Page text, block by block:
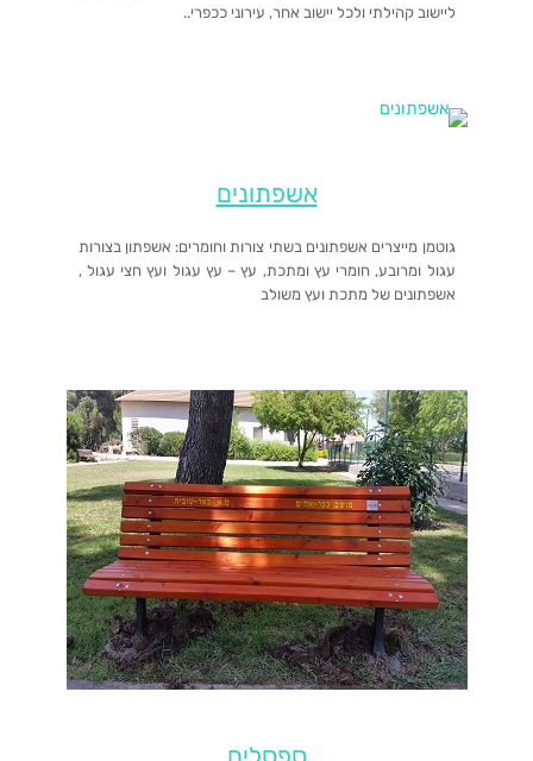
ליישוב קהילתי ולכל יישוב אחר, עירוני ככפרי..
אשפתונים
גוטמן מייצרים אשפתונים בשתי צורות וחומרים: אשפתון בצורות
עגול ומרובע, חומרי עץ ומתכת, עץ – עץ עגול ועץ חצי עגול ,
אשפתונים של מתכת ועץ משולב